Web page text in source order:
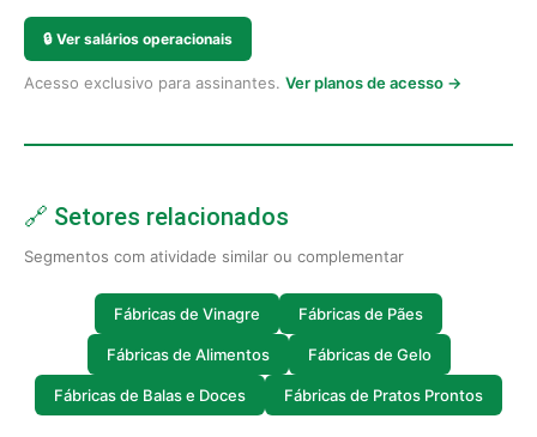
🔒 Ver salários operacionais
Acesso exclusivo para assinantes. Ver planos de acesso →
🔗 Setores relacionados
Segmentos com atividade similar ou complementar
Fábricas de Vinagre Fábricas de Pães
Fábricas de Alimentos Fábricas de Gelo
Fábricas de Balas e Doces Fábricas de Pratos Prontos